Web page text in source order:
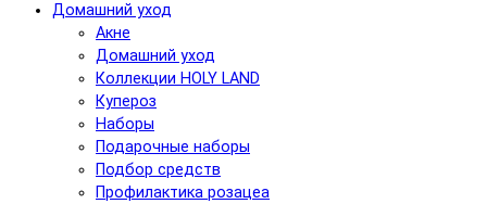
Домашний уход
Акне
Домашний уход
Коллекции HOLY LAND
Купероз
Наборы
Подарочные наборы
Подбор средств
Профилактика розацеа